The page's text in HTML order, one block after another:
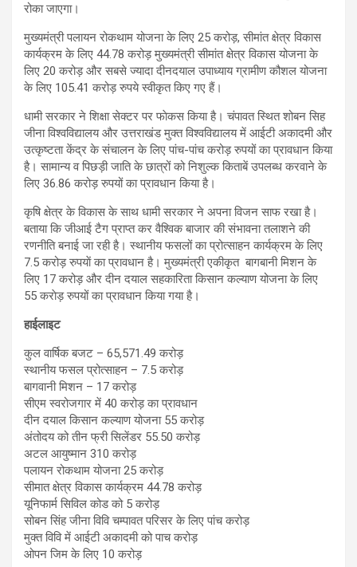
रोका जाएगा।
मुख्यमंत्री पलायन रोकथाम योजना के लिए 25 करोड़, सीमांत क्षेत्र विकास
कार्यक्रम के लिए 44.78 करोड़ मुख्यमंत्री सीमांत क्षेत्र विकास योजना के
लिए 20 करोड़ और सबसे ज्यादा दीनदयाल उपाध्याय ग्रामीण कौशल योजना
के लिए 105.41 करोड़ रुपये स्वीकृत किए गए हैं।
धामी सरकार ने शिक्षा सेक्टर पर फाेकस किया है। चंपावत स्थित शोबन सिह
जीना विश्वविद्यालय और उत्तराखंड मुक्त विश्वविद्यालय में आईटी अकादमी और
उत्कृष्टता केंद्र के संचालन के लिए पांच-पांच करोड़ रुपयों का प्रावधान किया
है। सामान्य व पिछड़ी जाति के छात्रों को निशुल्क किताबें उपलब्ध करवाने के
लिए 36.86 करोड़ रुपयों का प्रावधान किया है।
कृषि क्षेत्र के विकास के साथ धामी सरकार ने अपना विजन साफ रखा है।
बताया कि जीआई टैग प्राप्त कर वैश्विक बाजार की संभावना तलाशने की
रणनीति बनाई जा रही है। स्थानीय फसलों का प्रोत्साहन कार्यक्रम के लिए
7.5 करोड़ रुपयाें का प्रावधान है। मुख्यमंत्री एकीकृत बागबानी मिशन के
लिए 17 करोड़ और दीन दयाल सहकारिता किसान कल्याण योजना के लिए
55 कराेड़ रुपयों का प्रावधान किया गया है।
हाईलाइट
कुल वार्षिक बजट – 65,571.49 करोड़
स्थानीय फसल प्रोत्साहन – 7.5 करोड़
बागवानी मिशन – 17 करोड़
सीएम स्वरोजगार में 40 करोड़ का प्रावधान
दीन दयाल किसान कल्याण योजना 55 करोड़
अंतोदय को तीन फ्री सिलेंडर 55.50 करोड़
अटल आयुष्मान 310 करोड़
पलायन रोकथाम योजना 25 करोड़
सीमात क्षेत्र विकास कार्यक्रम 44.78 करोड़
यूनिफार्म सिविल कोड को 5 करोड़
सोबन सिंह जीना विवि चम्पावत परिसर के लिए पांच करोड़
मुक्त विवि में आईटी अकादमी को पाच करोड़
ओपन जिम के लिए 10 करोड़